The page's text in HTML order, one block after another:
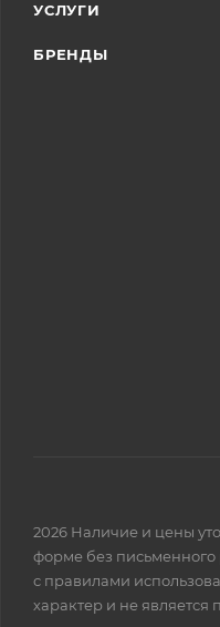
УСЛУГИ
БРЕНДЫ
2026 Наличие и цены
форме без письменного
с правилами
характер и не